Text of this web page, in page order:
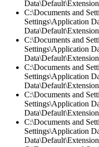
C:\Documents and
Settings\Application
C:\Documents and
Settings\Application
C:\Documents and
Settings\Application
C:\Documents and
Settings\Application
C:\Documents and
Settings\Application